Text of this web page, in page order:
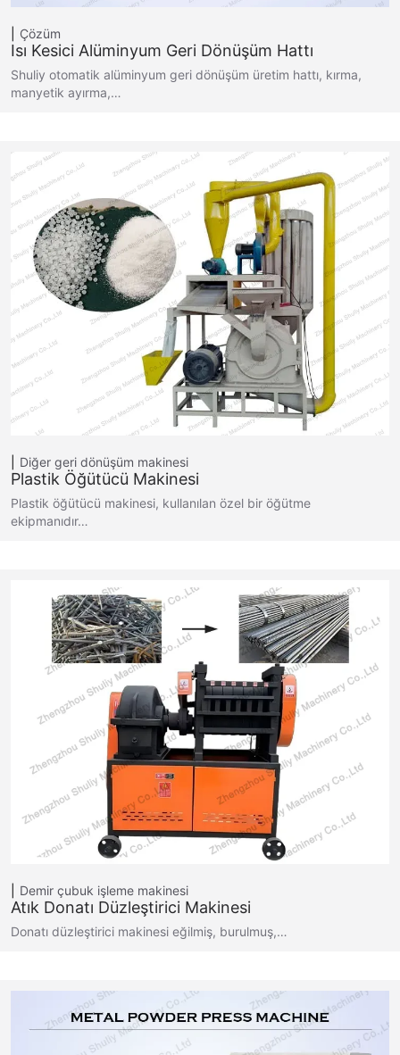
Çözüm
Isı Kesici Alüminyum Geri Dönüşüm Hattı
Shuliy otomatik alüminyum geri dönüşüm üretim hattı, kırma,
manyetik ayırma,…
Diğer geri dönüşüm makinesi
Plastik Öğütücü Makinesi
Plastik öğütücü makinesi, kullanılan özel bir öğütme
ekipmanıdır…
Demir çubuk işleme makinesi
Atık Donatı Düzleştirici Makinesi
Donatı düzleştirici makinesi eğilmiş, burulmuş,…